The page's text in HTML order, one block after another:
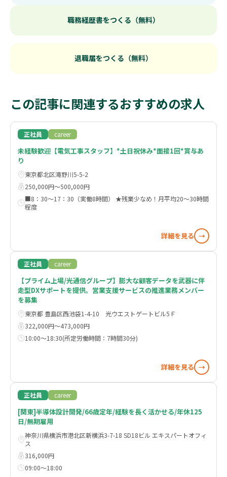
職務経歴書をつくる（無料）
退職届をつくる（無料）
この記事に関連するおすすめの求人
正社員 career
未経験歓迎【電気工事スタッフ】*土日祝休み*面接1回*賞与あ
り
東京都北区滝野川5-5-2
250,000円〜500,000円
■8：30～17：30（実働8時間） ★残業少なめ！月平均20～30時間
程度
詳細を見る →
正社員 career
【プライム上場/光通信グループ】膨大な顧客データを武器に伴
走型DXサポートを提供。営業支援サービスの推進業務メンバー
を募集
東京都 豊島区西池袋1-4-10 光ウエストゲートビル5Ｆ
322,000円〜473,000円
10:00～18:30(所定労働時間：7時間30分)
詳細を見る →
正社員 career
[関東]半導体設計開発/66歳定年/経験を長く活かせる/年休125
日/無期雇用
神奈川県横浜市港北区新横浜3-7-18 SD18ビル エキスパートオフィ
ス
316,000円
09:00～18:00